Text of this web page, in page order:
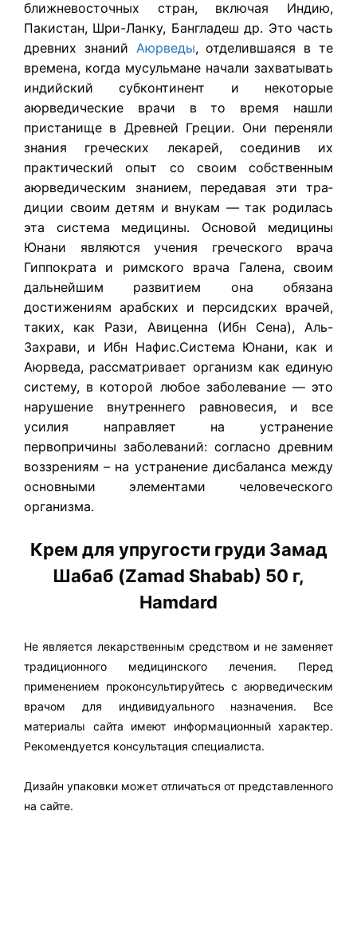
ближневосточных стран, включая Индию,
Пакистан, Шри-Ланку, Бангладеш др. Это часть
древних знаний Аюрведы, отделившаяся в те
време­на, ког­да мусульмане начали захватывать
индийский субконтинент и некоторые
аюрведические врачи в то время нашли
пристанище в Древней Греции. Они пе­реняли
знания грече­ских лекарей, соединив их
практический опыт со своим собственным
аюр­ведическим знанием, передавая эти тра­
диции своим детям и внукам — так родилась
эта система медицины. Основой медицины
Юнани являются учения греческого врача
Гиппократа и римского врача Галена, своим
дальнейшим развитием она обязана
достижениям арабских и персидских врачей,
таких, как Рази, Авиценна (Ибн Сена), Аль-
Захрави, и Ибн Нафис.Система Юнани, как и
Аюрведа, рассматривает организм как единую
систему, в которой любое заболевание — это
нарушение внутреннего равновесия, и все
усилия направляет на устранение
первопричины заболеваний: согласно древним
воззрениям – на устранение дисбаланса между
основными элементами человеческого
организма.
Крем для упругости груди Замад
Шабаб (Zamad Shabab) 50 г,
Hamdard
Не является лекарственным средством и не заменяет
традиционного медицинского лечения. Перед
применением проконсультируйтесь с аюрведическим
врачом для индивидуального назначения. Все
материалы сайта имеют информационный характер.
Рекомендуется консультация специалиста.
Дизайн упаковки может отличаться от представленного
на сайте.